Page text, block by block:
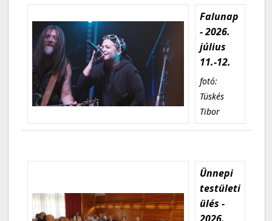
Falunap
- 2026.
július
11.-12.
fotó:
Tüskés
Tibor
Ünnepi
testületi
ülés -